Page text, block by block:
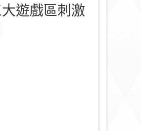
大遊戲區刺激